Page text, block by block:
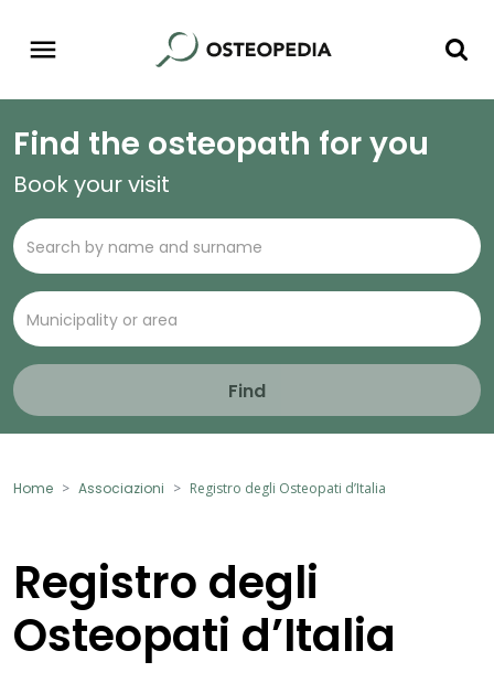
Find the osteopath for you
Book your visit
Find
Home Associazioni Registro degli Osteopati d’Italia
Registro degli
Osteopati d’Italia